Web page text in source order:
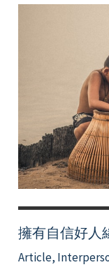
擁有自信好人
Article,